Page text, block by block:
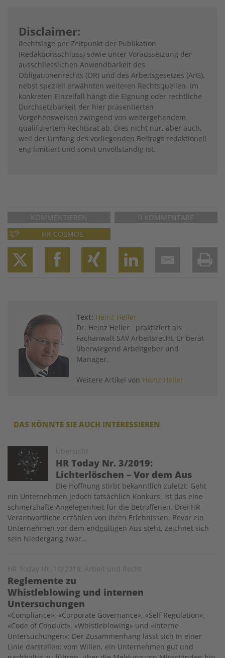
Disclaimer:
Rechtslage per Zeitpunkt der Publikation
(Redaktionsschluss) sowie unter Voraussetzung der
ausschliesslichen Anwendbarkeit des
Obligationenrechts (OR) und des Arbeitsgesetzes (ArG),
nebst speziell erwähnten weiteren Rechtsquellen. Im
konkreten Einzelfall hängt die Eignung oder rechtliche
Durchsetzbarkeit der hier präsentierten
Vorgehensweisen zwingend von weitergehendem
qualifiziertem Rechtsrat ab. Dies nicht nur, aber auch,
weil der Umfang des vorliegenden Beitrags redaktionell
eng limitiert und somit unvollständig ist.
KOMMENTIEREN
0 KOMMENTARE
HR COSMOS
Text: Heinz Heller
Dr. Heinz Heller praktiziert als
Fachanwalt SAV Arbeitsrecht. Er berät
überwiegend Arbeitgeber und
Manager.
Weitere Artikel von Heinz Heller
DAS KÖNNTE SIE AUCH INTERESSIEREN
Übersicht
HR Today Nr. 3/2019:
Lichterlöschen – Vor dem Aus
Image
Die Hoffnung stirbt bekanntlich zuletzt: Geht
ein Unternehmen jedoch tatsächlich Konkurs, ist das eine
schmerzhafte Angelegenheit für die Betroffenen. Drei HR-
Verantwortliche erzählen von ihren Erlebnissen. Bevor ein
Unternehmen vor dem endgültigen Aus steht, zeichnet sich
sein Niedergang zwar…
HR Today Nr. 10/2018: Arbeit und Recht
Reglemente zu
Whistleblowing und internen
Untersuchungen
«Compliance», «Corporate Governance», «Self Regulation»,
«Code of Conduct», «Whistleblowing» und «Interne
Untersuchungen»: Der Zusammenhang lässt sich in einer
Linie darstellen: vom Willen, ein Unternehmen gut und